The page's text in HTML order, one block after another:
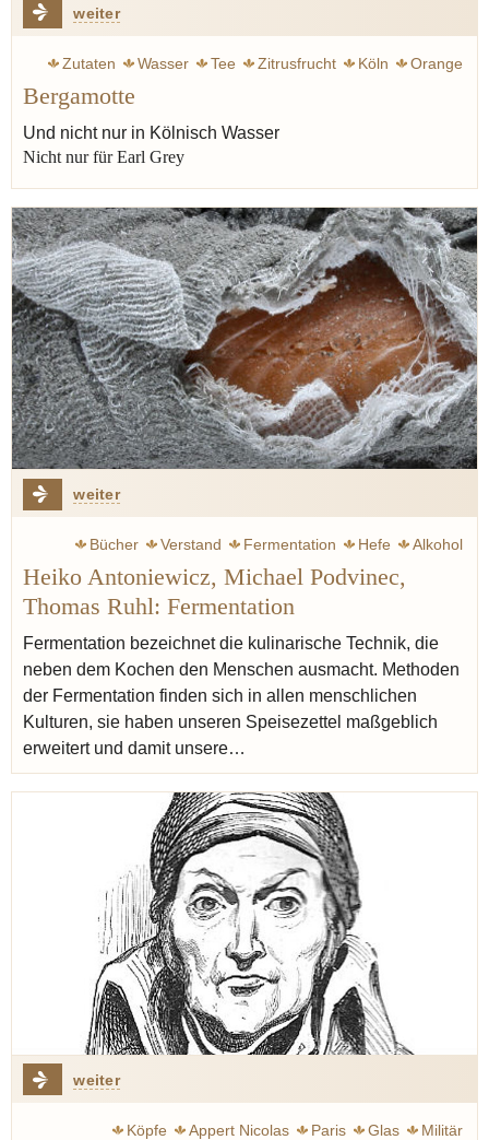
weiter
Zutaten Wasser Tee Zitrusfrucht Köln
Orange
Zitrone
Italien
Bergamotte
Und nicht nur in Kölnisch Wasser
Nicht nur für Earl Grey
weiter
Bücher Verstand Fermentation Hefe
Alkohol
Sauerkraut
Pastrami Ruhl Thomas Wurst
Tee
Schinken
Heiko Antoniewicz, Michael Podvinec,
Thomas Ruhl: Fermentation
Fermentation bezeichnet die kulinarische Technik, die
neben dem Kochen den Menschen ausmacht. Methoden
der Fermentation finden sich in allen menschlichen
Kulturen, sie haben unseren Speisezettel maßgeblich
erweitert und damit unsere…
weiter
Köpfe Appert Nicolas Paris Glas
Militär